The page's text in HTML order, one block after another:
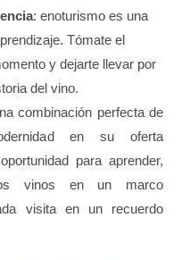
: enoturismo es una
Tómate el
y dejarte llevar por
del vino.
combinación perfecta de
en su oferta
para aprender,
vinos en un marco
visita en un recuerdo